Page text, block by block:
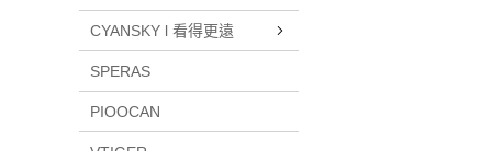
CYANSKY l 看得更遠
SPERAS
PIOOCAN